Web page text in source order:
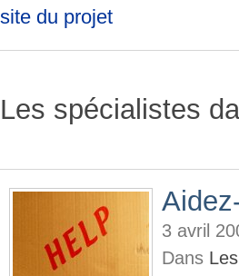
site du projet
Les spécialistes
3 avril
Dans